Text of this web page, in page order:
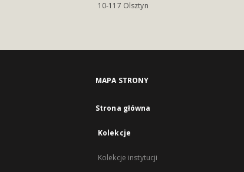
10-117 Olsztyn
MAPA STRONY
Strona główna
Kolekcje
Kolekcje instytucji